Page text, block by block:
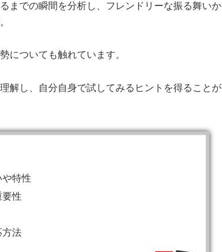
までの瞬間を分析し、フレンドリーな振る舞いか
についても触れています。
解し、自分自身で試してみるヒントを得ることが
特性
要性
方法